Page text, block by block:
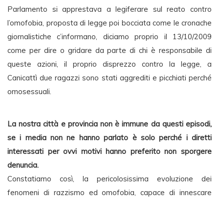
Parlamento si apprestava a legiferare sul reato contro
l’omofobia, proposta di legge poi bocciata come le cronache
giornalistiche c’informano, diciamo proprio il 13/10/2009
come per dire o gridare da parte di chi è responsabile di
queste azioni, il proprio disprezzo contro la legge, a
Canicattì due ragazzi sono stati aggrediti e picchiati perché
omosessuali.
La nostra città e provincia non è immune da questi episodi,
se i media non ne hanno parlato è solo perché i diretti
interessati per ovvi motivi hanno preferito non sporgere
denuncia.
Constatiamo così, la pericolosissima evoluzione dei
fenomeni di razzismo ed omofobia, capace di innescare